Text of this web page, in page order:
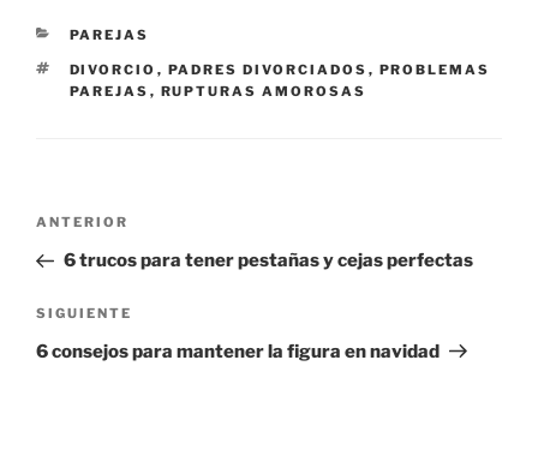
CATEGORÍAS
PAREJAS
ETIQUETAS
DIVORCIO , PADRES DIVORCIADOS , PROBLEMAS
PAREJAS , RUPTURAS AMOROSAS
Navegación
entradas
Entrada
anterior:
ANTERIOR
6 trucos para tener pestañas y cejas perfectas
Siguiente
entrada
SIGUIENTE
6 consejos para mantener la figura en navidad